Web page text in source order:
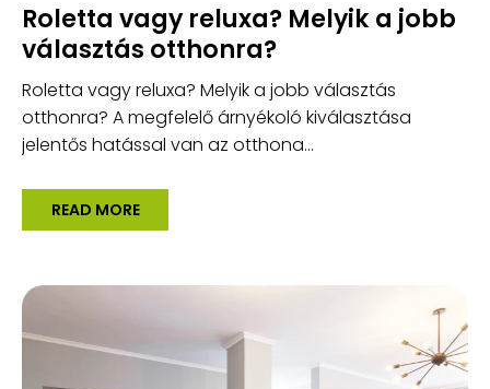
Roletta vagy reluxa? Melyik a jobb
választás otthonra?
Roletta vagy reluxa? Melyik a jobb választás
otthonra? A megfelelő árnyékoló kiválasztása
jelentős hatással van az otthona...
READ MORE